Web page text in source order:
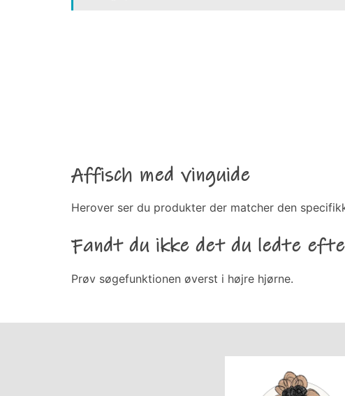
Affisch med vinguide
Herover ser du produkter der matcher den
Fandt du ikke det du ledte
Prøv søgefunktionen øverst i højre hjørne.